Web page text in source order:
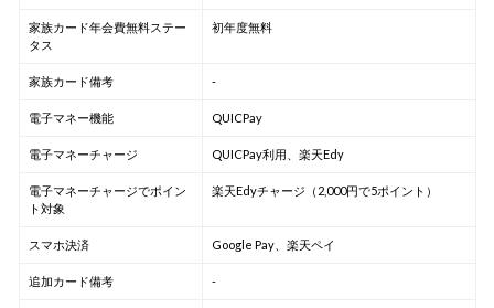
家族カード年会費無料ステー
タス
初年度無料
家族カード備考 -
電子マネー機能 QUICPay
電子マネーチャージ QUICPay利用、楽天Edy
電子マネーチャージでポイン
ト対象
楽天Edyチャージ（2,000円で5ポイント）
スマホ決済 Google Pay、楽天ペイ
追加カード備考 -